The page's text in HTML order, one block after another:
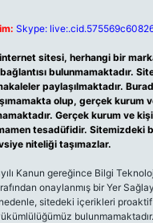
Skype:
sitesi, herhangi bir
bulunmamaktadır.
paylaşılmaktadır.
olup, gerçek kurum
Gerçek kurum ve
tesadüfidir. Sitemizdeki
niteliği taşımazlar.
Kanun gereğince Bilgi
onaylanmış bir Yer
sitedeki içerikleri